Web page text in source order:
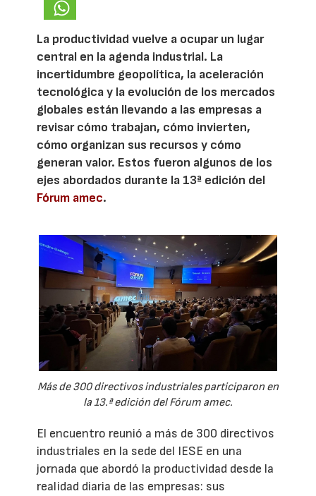
La productividad vuelve a ocupar un lugar
central en la agenda industrial. La
incertidumbre geopolítica, la aceleración
tecnológica y la evolución de los mercados
globales están llevando a las empresas a
revisar cómo trabajan, cómo invierten,
cómo organizan sus recursos y cómo
generan valor. Estos fueron algunos de los
ejes abordados durante la 13ª edición del
Fórum amec.
Más de 300 directivos industriales participaron en
la 13.ª edición del Fórum amec.
El encuentro reunió a más de 300 directivos
industriales en la sede del IESE en una
jornada que abordó la productividad desde la
realidad diaria de las empresas: sus